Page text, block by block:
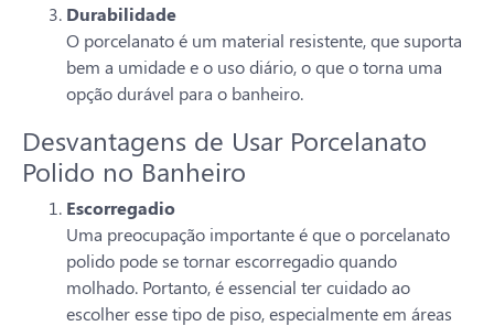
Durabilidade
O porcelanato é um material resistente, que suporta
bem a umidade e o uso diário, o que o torna uma
opção durável para o banheiro.
Desvantagens de Usar Porcelanato
Polido no Banheiro
Escorregadio
Uma preocupação importante é que o porcelanato
polido pode se tornar escorregadio quando
molhado. Portanto, é essencial ter cuidado ao
escolher esse tipo de piso, especialmente em áreas